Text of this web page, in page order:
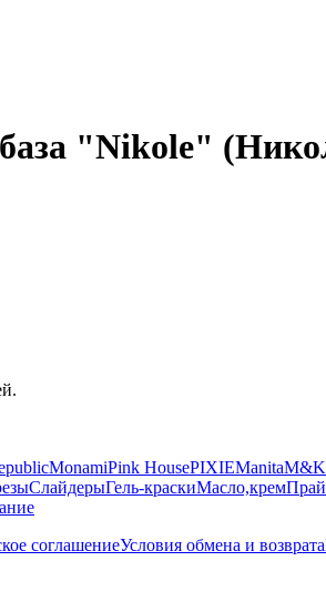
"Nikole"
MonamiPink HousePIXIEManita
СлайдерыГель-краскиМасло,крем
соглашениеУсловия обмена и возврата